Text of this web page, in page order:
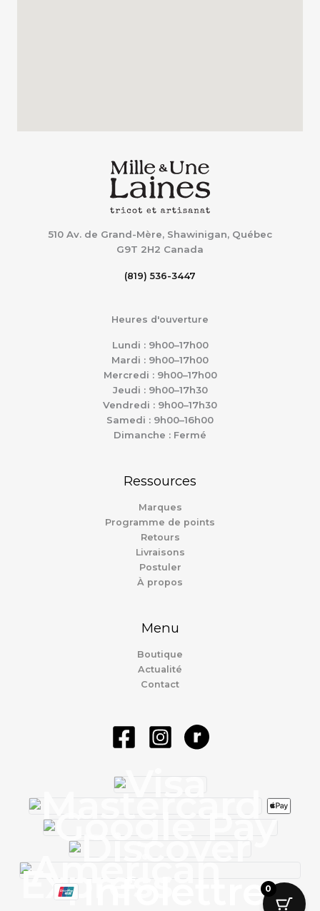
510 Av. de Grand-Mère, Shawinigan, Québec
G9T 2H2 Canada
(819) 536-3447
Heures d'ouverture
Lundi : 9h00–17h00
Mardi : 9h00–17h00
Mercredi : 9h00–17h00
Jeudi : 9h00–17h30
Vendredi : 9h00–17h30
Samedi : 9h00–16h00
Dimanche : Fermé
Ressources
Marques
Programme de points
Retours
Livraisons
Postuler
À propos
Menu
Boutique
Actualité
Contact
Infolettre0